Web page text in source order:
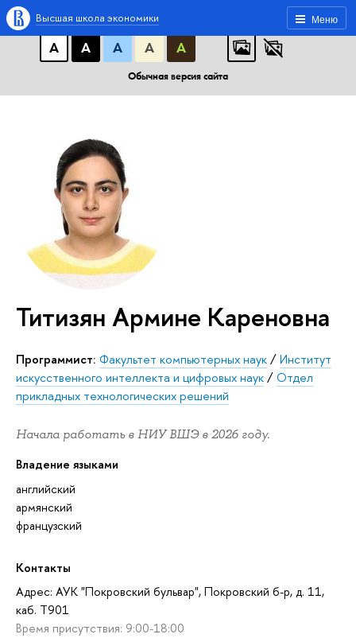
A A A АБB
АБB
А
А А А А
Обычная версия сайта
Меню
Высшая школа экономики
Титизян Армине Кареновна
Программист: Факультет компьютерных наук/Институт
искусственного интеллекта и цифровых наук/Отдел
прикладных технологических решений
Начала работать в НИУ ВШЭ в 2026 году.
Владение языками
английский
армянский
французский
Контакты
Адрес: АУК "Покровский бульвар", Покровский б-р, д. 11,
каб. T901
Время присутствия: 9:00-18:00